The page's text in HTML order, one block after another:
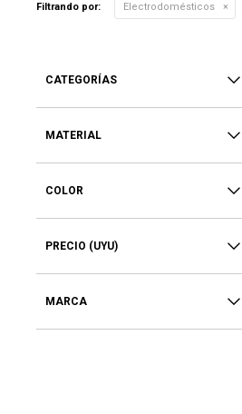
Filtrando por: Electrodomésticos
CATEGORÍAS
MATERIAL
COLOR
PRECIO (UYU)
MARCA